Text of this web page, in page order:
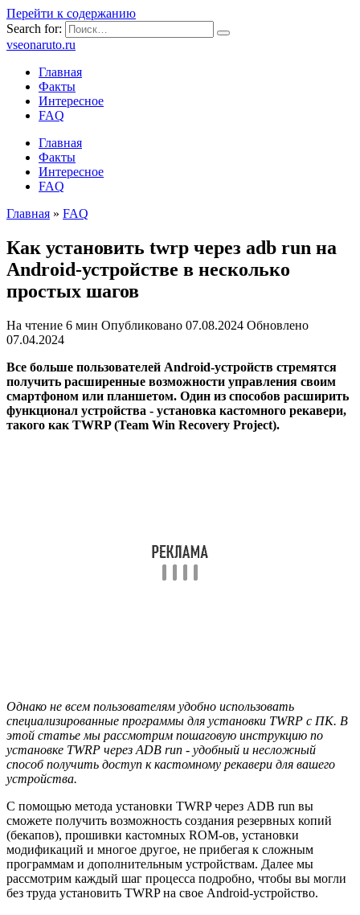
Перейти к содержанию
Search for:
vseonaruto.ru
Главная
Факты
Интересное
FAQ
Главная
Факты
Интересное
FAQ
Главная » FAQ
Как установить twrp через adb run на
Android-устройстве в несколько
простых шагов
На чтение 6 мин Опубликовано 07.08.2024 Обновлено
07.04.2024
Все больше пользователей Android-устройств стремятся
получить расширенные возможности управления своим
смартфоном или планшетом. Один из способов расширить
функционал устройства - установка кастомного рекавери,
такого как TWRP (Team Win Recovery Project).
Однако не всем пользователям удобно использовать
специализированные программы для установки TWRP с ПК. В
этой статье мы рассмотрим пошаговую инструкцию по
установке TWRP через ADB run - удобный и несложный
способ получить доступ к кастомному рекавери для вашего
устройства.
С помощью метода установки TWRP через ADB run вы
сможете получить возможность создания резервных копий
(бекапов), прошивки кастомных ROM-ов, установки
модификаций и многое другое, не прибегая к сложным
программам и дополнительным устройствам. Далее мы
рассмотрим каждый шаг процесса подробно, чтобы вы могли
без труда установить TWRP на свое Android-устройство.